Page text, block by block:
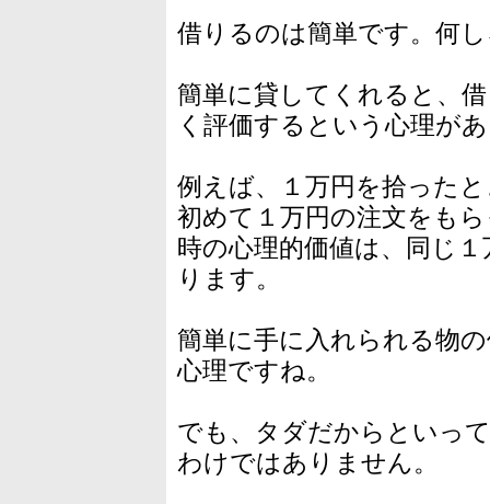
借りるのは簡単です。何
簡単に貸してくれると、
く評価するという心理が
例えば、１万円を拾った
初めて１万円の注文をも
時の心理的価値は、同じ
ります。
簡単に手に入れられる物
心理ですね。
でも、タダだからといっ
わけではありません。